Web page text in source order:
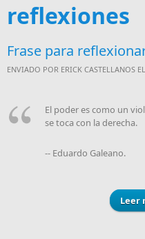
reflexiones
Frase para
ENVIADO POR ERICK CASTELLANOS
El poder es como un
se toca con la derecha.
-- Eduardo Galeano.
Leer